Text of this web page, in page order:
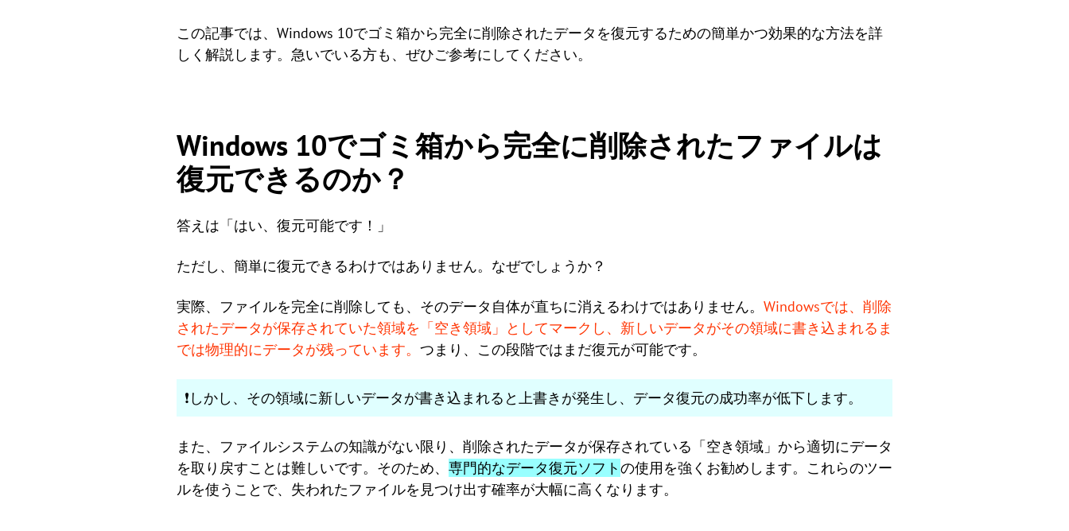
この記事では、Windows 10でゴミ箱から完全に削除されたデータを復元するための簡単かつ効果的な方法を詳
しく解説します。急いでいる方も、ぜひご参考にしてください。
Windows 10でゴミ箱から完全に削除されたファイルは
復元できるのか？
答えは「はい、復元可能です！」
ただし、簡単に復元できるわけではありません。なぜでしょうか？
実際、ファイルを完全に削除しても、そのデータ自体が直ちに消えるわけではありません。 Windowsでは、削除
されたデータが保存されていた領域を「空き領域」としてマークし、新しいデータがその領域に書き込まれるま
では物理的にデータが残っています。 つまり、この段階ではまだ復元が可能です。
❗しかし、その領域に新しいデータが書き込まれると上書きが発生し、データ復元の成功率が低下します。
また、ファイルシステムの知識がない限り、削除されたデータが保存されている「空き領域」から適切にデータ
を取り戻すことは難しいです。そのため、 専門的なデータ復元ソフトの使用を強くお勧めします。これらのツー
ルを使うことで、失われたファイルを見つけ出す確率が大幅に高くなります。